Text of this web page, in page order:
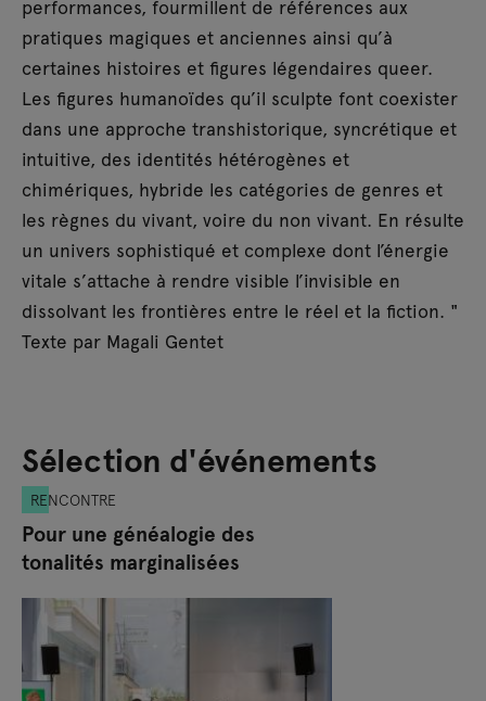
performances, fourmillent de références aux
pratiques magiques et anciennes ainsi qu’à
certaines histoires et figures légendaires queer.
Les figures humanoïdes qu’il sculpte font coexister
dans une approche transhistorique, syncrétique et
intuitive, des identités hétérogènes et
chimériques, hybride les catégories de genres et
les règnes du vivant, voire du non vivant. En résulte
un univers sophistiqué et complexe dont l’énergie
vitale s’attache à rendre visible l’invisible en
dissolvant les frontières entre le réel et la fiction. "
Texte par Magali Gentet
Sélection d'événements
RENCONTRE
Pour une généalogie des
tonalités marginalisées